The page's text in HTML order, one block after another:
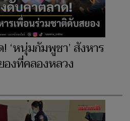
‘หนุ่มกัมพูชา’ สังหาร
งที่คลองหลวง